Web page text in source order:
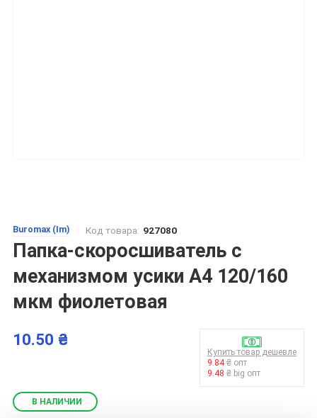
Buromax (Im) Код товара: 927080
Папка-скоросшиватель с
механизмом усики А4 120/160
мкм фиолетовая
10.50 ₴
Купить товар дешевле
9.84₴ опт
9.48 ₴ big опт
В НАЛИЧИИ